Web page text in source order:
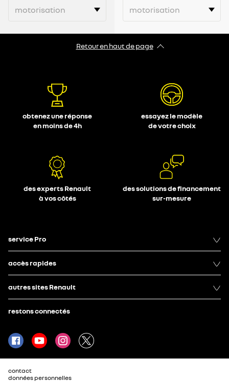
Retour en haut de page
obtenez une réponse
en moins de 4h
essayez le modèle
de votre choix
des experts Renault
à vos côtés
des solutions de financement
sur-mesure
service Pro
accès rapides
autres sites Renault
restons connectés
contact
données personnelles